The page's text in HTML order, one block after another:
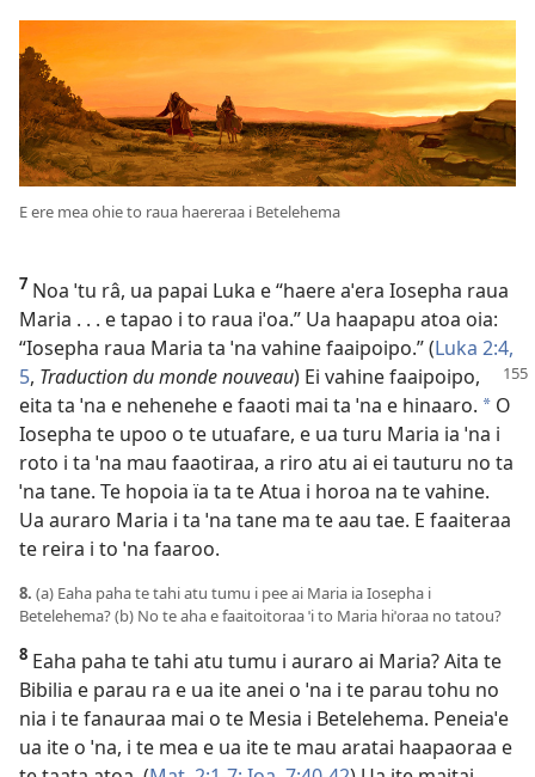
E ere mea ohie to raua haereraa i Betelehema
7 Noa ˈtu râ, ua papai Luka e “haere aˈera Iosepha raua
Maria . . . e tapao i to raua iˈoa.” Ua haapapu atoa oia:
“Iosepha raua Maria ta ˈna vahine faaipoipo.” (Luka 2:4,
5, Traduction dumonde nouveau) Ei vahine faaipoipo,
eita ta ˈna e nehenehe e faaoti mai ta ˈna e hinaaro. a O
Iosepha te upoo o te utuafare, e ua turu Maria ia ˈna i
roto i ta ˈna mau faaotiraa, a riro atu ai ei tauturu no ta
ˈna tane. Te hopoia ïa ta te Atua i horoa na te vahine.
Ua auraro Maria i ta ˈna tane ma te aau tae. E faaiteraa
te reira i to ˈna faaroo.
8. (a) Eaha paha te tahi atu tumu i pee ai Maria ia Iosepha i
Betelehema? (b) No te aha e faaitoitoraa ˈi to Maria hiˈoraa no tatou?
8 Eaha paha te tahi atu tumu i auraro ai Maria? Aita te
Bibilia e parau ra e ua ite anei o ˈna i te parau tohu no
nia i te fanauraa mai o te Mesia i Betelehema. Peneiaˈe
ua ite o ˈna, i te mea e ua ite te mau aratai haapaoraa e